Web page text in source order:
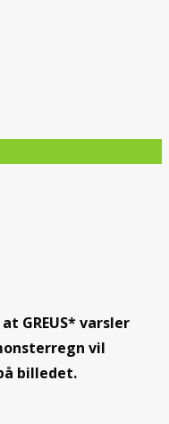
GREUS* varsler
vil
billedet.